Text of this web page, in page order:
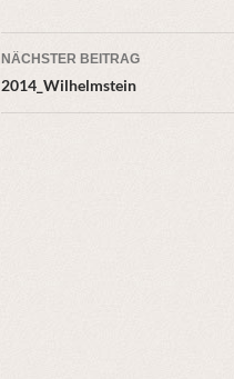
Beitragsnavigation
NÄCHSTER BEITRAG
2014_Wilhelmstein